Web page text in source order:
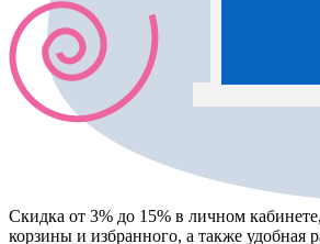
Скидка от 3% до 15% в личном
корзины и избранного, а также удобная